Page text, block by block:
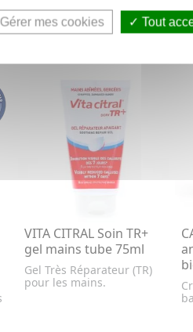
VITA CITRAL Soin TR+
gel mains tube 75ml
Gel Très Réparateur (TR)
pour les mains.
Gérer mes cookies Tout